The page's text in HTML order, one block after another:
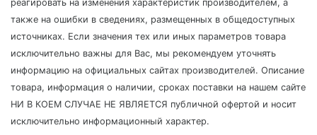
реагировать на изменения характеристик производителем, а
также на ошибки в сведениях, размещенных в общедоступных
источниках. Если значения тех или иных параметров товара
исключительно важны для Вас, мы рекомендуем уточнять
информацию на официальных сайтах производителей. Описание
товара, информация о наличии, сроках поставки на нашем сайте
НИ В КОЕМ СЛУЧАЕ НЕ ЯВЛЯЕТСЯ публичной офертой и носит
исключительно информационный характер.